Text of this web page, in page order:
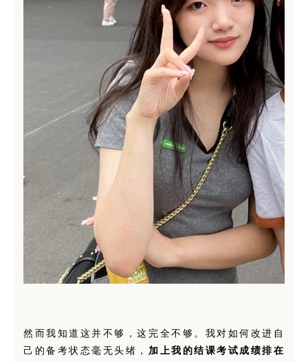
然而我知道这并不够，这完全不够。我对如何改进自
己的备考状态毫无头绪， 加上我的结课考试成绩排在